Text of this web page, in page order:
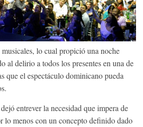
lo cual propició una noche
al delirio a todos los presentes en una de
que el espectáculo dominicano pueda
entrever la necesidad que impera de
lo menos con un concepto definido dado